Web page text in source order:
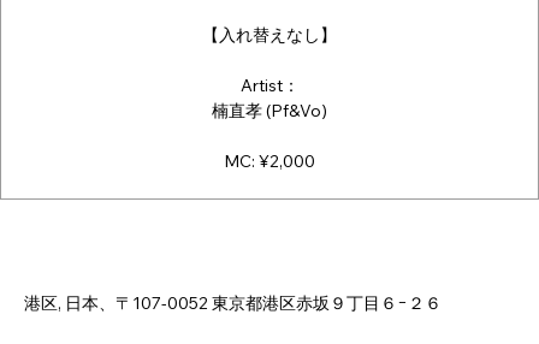
【入れ替えなし】
Artist：
楠直孝 (Pf&Vo)
MC: ¥2,000
港区, 日本、〒107-0052 東京都港区赤坂９丁目６−２６